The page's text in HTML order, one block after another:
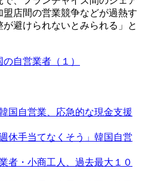
店間の営業競争などが過熱す
避けられないとみられる」と
自営業者（１）
国自営業、応急的な現金支援
休手当てなくそう」韓国自営
者・小商工人、過去最大１０